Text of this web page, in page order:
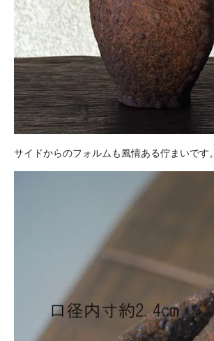
サイドからのフォルムも風情ある佇まいです。